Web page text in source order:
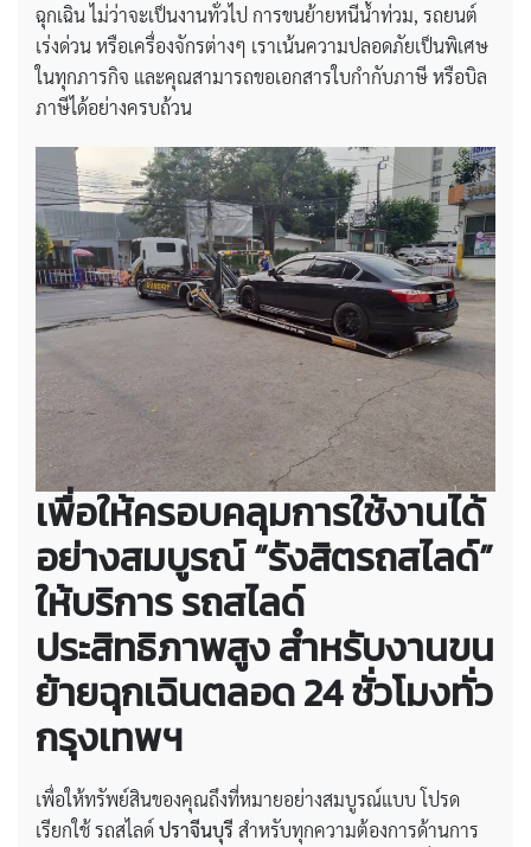
ฉุกเฉิน ไม่ว่าจะเป็นงานทั่วไป การขนย้ายหนีน้ำท่วม, รถยนต์
เร่งด่วน หรือเครื่องจักรต่างๆ เราเน้นความปลอดภัยเป็นพิเศษ
ในทุกภารกิจ และคุณสามารถขอเอกสารใบกำกับภาษี หรือบิล
ภาษีได้อย่างครบถ้วน
เพื่อให้ครอบคลุมการใช้งานได้
อย่างสมบูรณ์ “รังสิตรถสไลด์”
ให้บริการ รถสไลด์
ประสิทธิภาพสูง สำหรับงานขน
ย้ายฉุกเฉินตลอด 24 ชั่วโมงทั่ว
กรุงเทพฯ
เพื่อให้ทรัพย์สินของคุณถึงที่หมายอย่างสมบูรณ์แบบ โปรด
เรียกใช้ รถสไลด์ปราจีนบุรี สำหรับทุกความต้องการด้านการ